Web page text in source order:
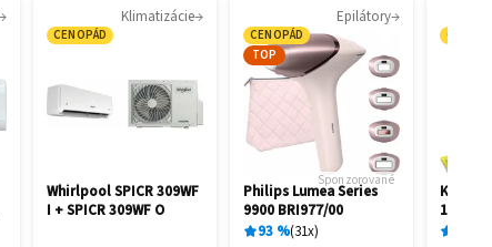
Klimatizácie
CENOPÁD
Whirlpool SPICR 309WF
I + SPICR 309WF O
Epilátory
CENOPÁD
TOP
Sponzorované
Philips Lumea Series
9900 BRI977/00
93 % 31x
1.081-